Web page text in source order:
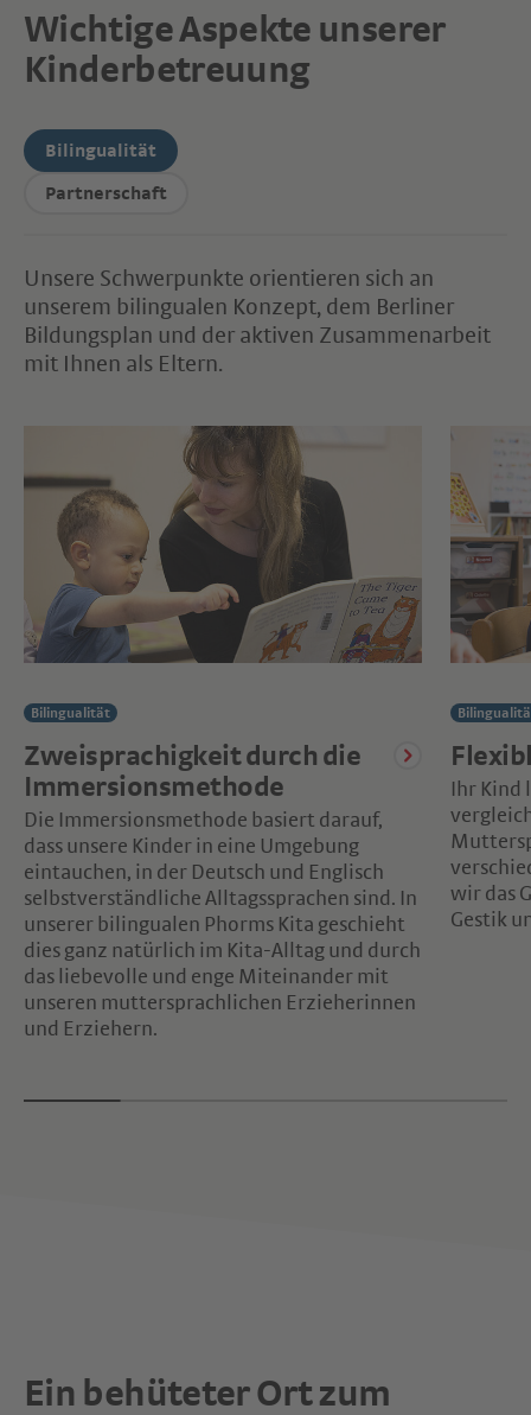
Wichtige Aspekte unserer
Kinderbetreuung
Bilingualität
Partnerschaft
Unsere Schwerpunkte orientieren sich an
unserem bilingualen Konzept, dem Berliner
Bildungsplan und der aktiven Zusammenarbeit
mit Ihnen als Eltern.
Bilingualität
Zweisprachigkeit durch die
Immersionsmethode
Die Immersionsmethode basiert darauf,
dass unsere Kinder in eine Umgebung
eintauchen, in der Deutsch und Englisch
selbstverständliche Alltagssprachen sind. In
unserer bilingualen Phorms Kita geschieht
dies ganz natürlich im Kita-Alltag und durch
das liebevolle und enge Miteinander mit
unseren muttersprachlichen Erzieherinnen
und Erziehern.
Ihr
wir das
Gestik
Ein behüteter Ort zum